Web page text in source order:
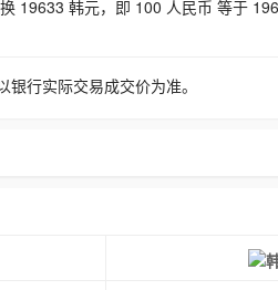
19633 韩元，即 100 人民币 等于
行实际交易成交价为准。